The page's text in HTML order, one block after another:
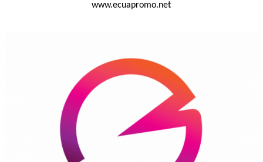
www.ecuapromo.net